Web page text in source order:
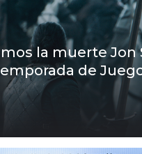
la muerte Jon
de